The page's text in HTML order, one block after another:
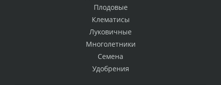
Плодовые
Клематисы
Луковичные
Многолетники
Семена
Удобрения